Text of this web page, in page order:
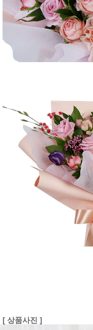
[ 상품사진 ]